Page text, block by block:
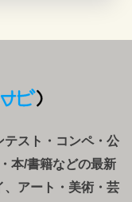
テスト・コンペ・ 公
本/書籍などの最新
、アート・美術・芸